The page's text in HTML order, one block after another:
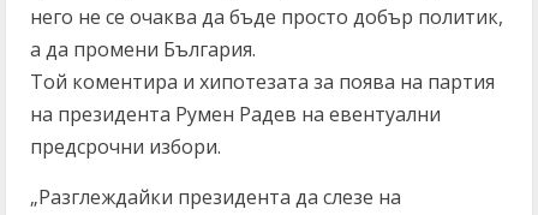
него не се очаква да бъде просто добър политик,
а да промени България.
Той коментира и хипотезата за поява на партия
на президента Румен Радев на евентуални
предсрочни избори.
„Разглеждайки президента да слезе на